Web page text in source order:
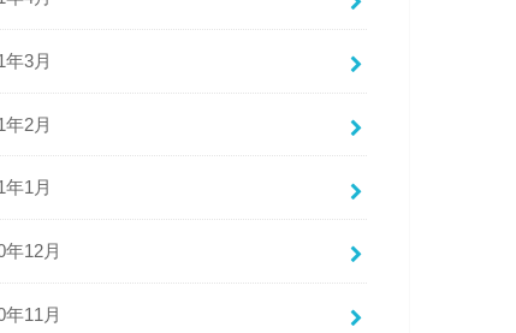
年3月
年2月
年1月
年12月
年11月